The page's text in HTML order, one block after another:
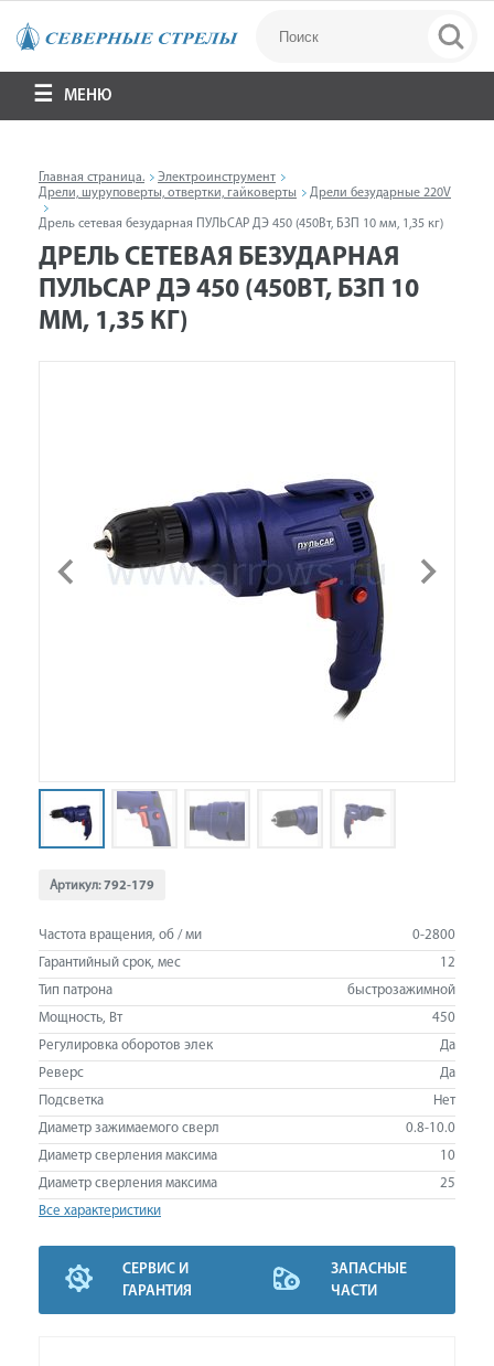
МЕНЮ
Главная страница.
Электроинструмент
Дрели, шуруповерты, отвертки, гайковерты
Дрели безударные 220V
Дрель сетевая безударная ПУЛЬСАР ДЭ 450 (450Вт, БЗП 10 мм, 1,35 кг)
ДРЕЛЬ СЕТЕВАЯ БЕЗУДАРНАЯ
ПУЛЬСАР ДЭ 450 (450ВТ, БЗП 10
ММ, 1,35 КГ)
Артикул:792-179
Частота вращения, об / ми
0-2800
Гарантийный срок, мес
12
Тип патрона
быстрозажимной
Мощность, Вт
450
Регулировка оборотов элек
Да
Реверс
Да
Подсветка
Нет
Диаметр зажимаемого сверл
0.8-10.0
Диаметр сверления максима
10
Диаметр сверления максима
25
Все характеристики
СЕРВИС И
ГАРАНТИЯ
ЗАПАСНЫЕ
ЧАСТИ